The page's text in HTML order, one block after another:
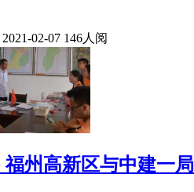
2021-02-07 146人阅
福州高新区与中建一